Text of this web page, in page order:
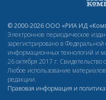
© 2000-2026 ООО «РИА ИД
Электронное периодическое
зарегистрировано в Федеральной
информационных технологий и
26 октября 2017 г. Свидетельство
Любое использование материалов
редакции.
Правовая информация и